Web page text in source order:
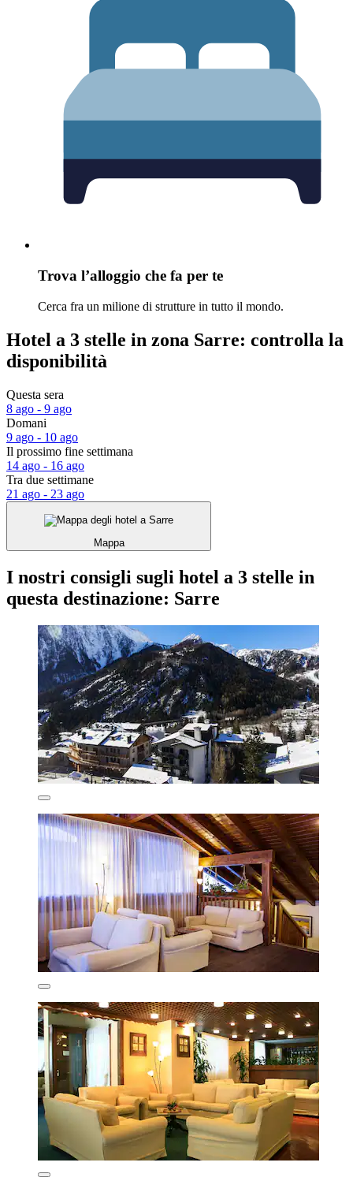
Trova l’alloggio che fa per te
Cerca fra un milione di strutture in tutto il mondo.
Hotel a 3 stelle in zona Sarre: controlla la
disponibilità
Questa sera
8 ago - 9 ago
Domani
9 ago - 10 ago
Il prossimo fine settimana
14 ago - 16 ago
Tra due settimane
21 ago - 23 ago
Mappa
I nostri consigli sugli hotel a 3 stelle in
questa destinazione: Sarre